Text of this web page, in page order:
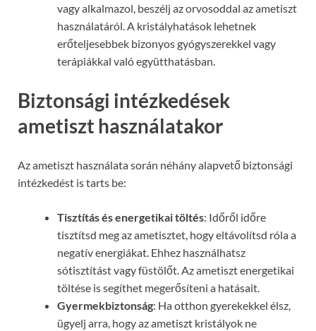
vagy alkalmazol, beszélj az orvosoddal az ametiszt
használatáról. A kristályhatások lehetnek
erőteljesebbek bizonyos gyógyszerekkel vagy
terápiákkal való együtthatásban.
Biztonsági intézkedések
ametiszt használatakor
Az ametiszt használata során néhány alapvető biztonsági
intézkedést is tarts be:
Tisztítás és energetikai töltés: Időről időre
tisztítsd meg az ametisztet, hogy eltávolítsd róla a
negatív energiákat. Ehhez használhatsz
sótisztítást vagy füstölőt. Az ametiszt energetikai
töltése is segíthet megerősíteni a hatásait.
Gyermekbiztonság: Ha otthon gyerekekkel élsz,
ügyelj arra, hogy az ametiszt kristályok ne